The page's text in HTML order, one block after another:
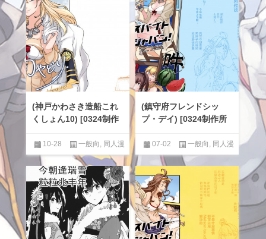
(神戸かわさき造船これ
くしょん10) [0324制作
e Warspite
10-28 一般向
同人漫
画汉化区
男性提督love,百合
(鎮守府フレンドシッ
プ・デイ) [0324制作所
ト・イン・ジャパン!夏
吽
07-02 一般向
同人漫
画汉化区,男性提督love